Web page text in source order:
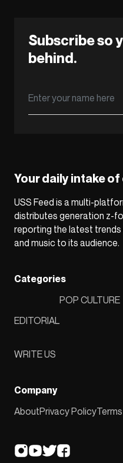
Subscribe so
behind.
Your daily intake
USS Feed is a multi-
distributes generation z-
reporting the latest trends
and music to its audience.
Categories
EDITORIAL
POP CULTURE
WRITE US
Company
AboutPrivacy Policy